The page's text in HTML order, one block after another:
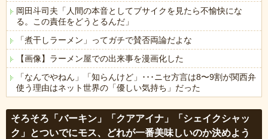
岡田斗司夫「人間の本音としてブサイクを見たら不愉快にな
る。この責任をどうとるんだ」
「煮干しラーメン」ってガチで賛否両論だよな
【画像】ラーメン屋での出来事を漫画化した
「なんでやねん」「知らんけど」･･･ニセ方言は8〜9割が関西弁
使う理由はネット世界の「優しい気持ち」だった
そろそろ「バーキン」「クアアイナ」「シェイクシャッ
ク」とついでにモス、どれが一番美味しいのか決めよう